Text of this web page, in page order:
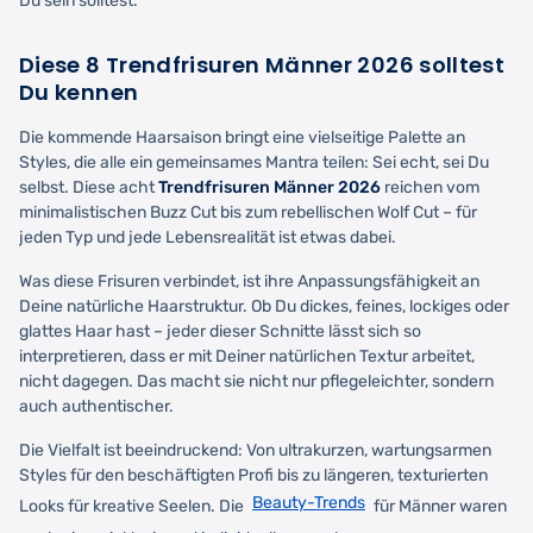
Diese 8 Trendfrisuren Männer 2026 solltest
Du kennen
Die kommende Haarsaison bringt eine vielseitige Palette an
Styles, die alle ein gemeinsames Mantra teilen: Sei echt, sei Du
selbst. Diese achtTrendfrisuren Männer 2026 reichen vom
minimalistischen Buzz Cut bis zum rebellischen Wolf Cut – für
jeden Typ und jede Lebensrealität ist etwas dabei.
Was diese Frisuren verbindet, ist ihre Anpassungsfähigkeit an
Deine natürliche Haarstruktur. Ob Du dickes, feines, lockiges oder
glattes Haar hast – jeder dieser Schnitte lässt sich so
interpretieren, dass er mit Deiner natürlichen Textur arbeitet,
nicht dagegen. Das macht sie nicht nur pflegeleichter, sondern
auch authentischer.
Die Vielfalt ist beeindruckend: Von ultrakurzen, wartungsarmen
Styles für den beschäftigten Profi bis zu längeren, texturierten
Looks für kreative Seelen. Die Beauty-Trends für Männer waren